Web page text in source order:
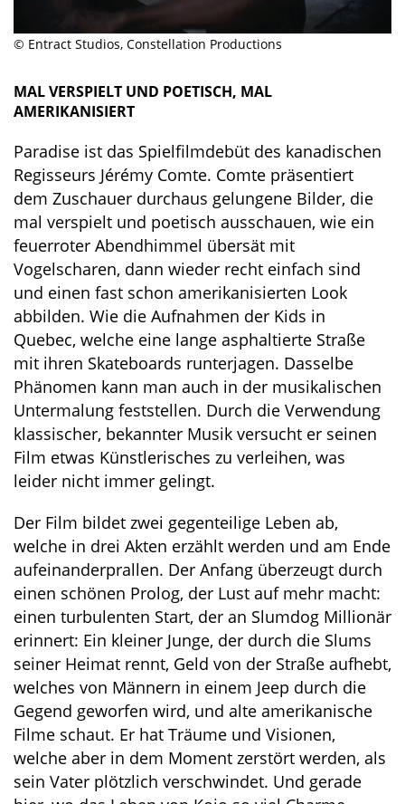
© Entract Studios, Constellation Productions
MAL VERSPIELT UND POETISCH, MAL
AMERIKANISIERT
Paradise ist das Spielfilmdebüt des kanadischen
Regisseurs Jérémy Comte. Comte präsentiert
dem Zuschauer durchaus gelungene Bilder, die
mal verspielt und poetisch ausschauen, wie ein
feuerroter Abendhimmel übersät mit
Vogelscharen, dann wieder recht einfach sind
und einen fast schon amerikanisierten Look
abbilden. Wie die Aufnahmen der Kids in
Quebec, welche eine lange asphaltierte Straße
mit ihren Skateboards runterjagen. Dasselbe
Phänomen kann man auch in der musikalischen
Untermalung feststellen. Durch die Verwendung
klassischer, bekannter Musik versucht er seinen
Film etwas Künstlerisches zu verleihen, was
leider nicht immer gelingt.
Der Film bildet zwei gegenteilige Leben ab,
welche in drei Akten erzählt werden und am Ende
aufeinanderprallen. Der Anfang überzeugt durch
einen schönen Prolog, der Lust auf mehr macht:
einen turbulenten Start, der an Slumdog Millionär
erinnert: Ein kleiner Junge, der durch die Slums
seiner Heimat rennt, Geld von der Straße aufhebt,
welches von Männern in einem Jeep durch die
Gegend geworfen wird, und alte amerikanische
Filme schaut. Er hat Träume und Visionen,
welche aber in dem Moment zerstört werden, als
sein Vater plötzlich verschwindet. Und gerade